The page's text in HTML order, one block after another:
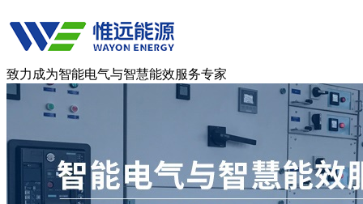
致力成为智能电气与智慧能效服务专家